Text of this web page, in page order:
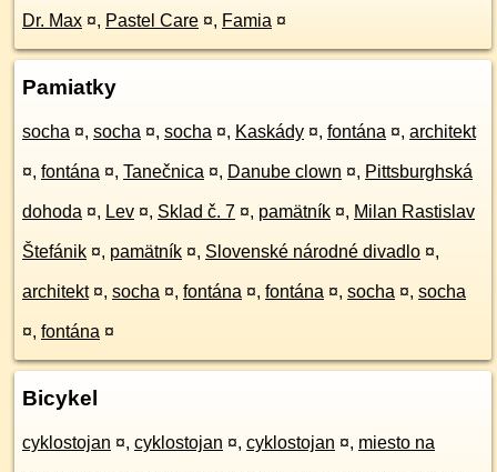
Dr. Max ¤, Pastel Care ¤, Famia ¤
Pamiatky
socha ¤, socha ¤, socha ¤, Kaskády ¤, fontána ¤, architekt
¤, fontána ¤, Tanečnica ¤, Danube clown ¤, Pittsburghská
dohoda ¤, Lev ¤, Sklad č. 7 ¤, pamätník ¤, Milan Rastislav
Štefánik ¤, pamätník ¤, Slovenské národné divadlo ¤,
architekt ¤, socha ¤, fontána ¤, fontána ¤, socha ¤, socha
¤, fontána ¤
Bicykel
cyklostojan ¤, cyklostojan ¤, cyklostojan ¤, miesto na